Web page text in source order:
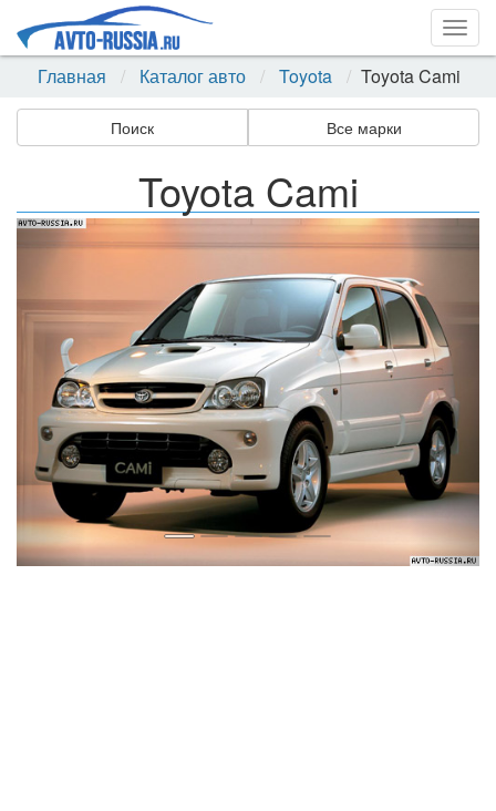
Главная
Каталог авто Toyota Toyota Cami
Поиск Все марки
Toyota Cami
Назад